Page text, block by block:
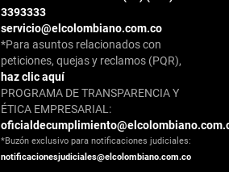
3393333
servicio@elcolombiano.com.co
*Para asuntos relacionados con
peticiones, quejas y reclamos (PQR),
haz clic aquí
PROGRAMA DE TRANSPARENCIA Y
ÉTICA EMPRESARIAL:
*Buzón exclusivo para notificaciones judiciales:
notificacionesjudiciales@elcolombiano.com.co